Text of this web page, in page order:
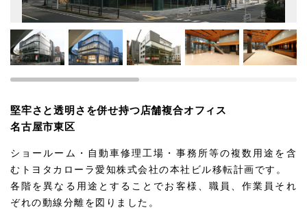
堅牢さと透明さを併せ持つ店舗複合オフィス
名古屋市東区
ショールーム・自動車修理工場・事務所等の複数用途を含
むトヨタカローラ愛知株式会社の本社ビル移転計画です。
各階を異なる用途とすることでお客様、職員、作業員それ
ぞれの動線分離を図りました。